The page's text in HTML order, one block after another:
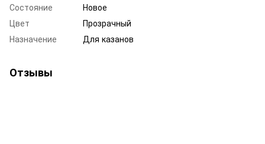
Состояние
Новое
Цвет
Прозрачный
Назначение
Для казанов
Отзывы